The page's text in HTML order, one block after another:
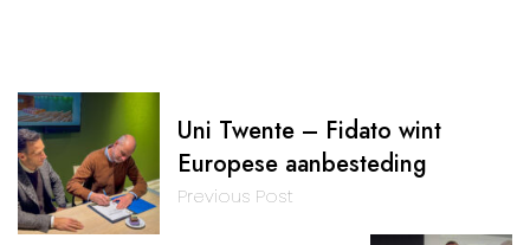
Uni Twente – Fidato wint
Europese aanbesteding
Previous Post